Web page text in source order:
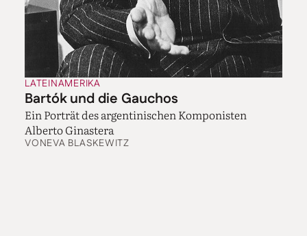
LATEINAMERIKA
Bartók und die Gauchos
Ein Porträt des argentinischen Komponisten
Alberto Ginastera
VONEVA BLASKEWITZ